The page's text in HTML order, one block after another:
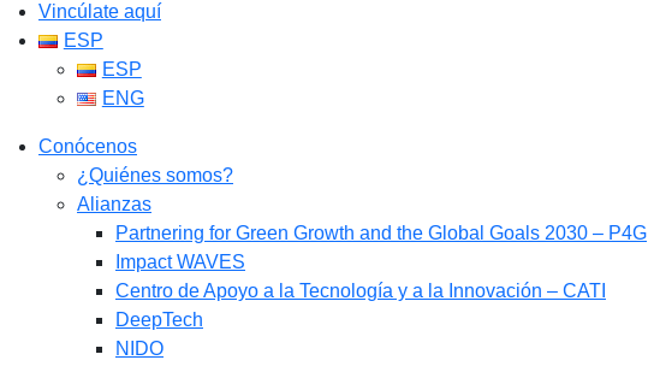
Vincúlate aquí
ESP
ESP
ENG
Conócenos
¿Quiénes somos?
Alianzas
Partnering for Green Growth and the Global Goals 2030 – P4G
Impact WAVES
Centro de Apoyo a la Tecnología y a la Innovación – CATI
DeepTech
NIDO